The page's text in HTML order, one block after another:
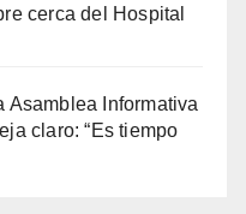
cerca del Hospital
Informativa
claro: “Es tiempo